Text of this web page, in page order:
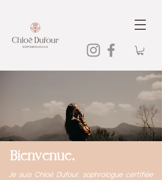
Bienvenue.
Je suis Chloé Dufour, sophrologue certifiée